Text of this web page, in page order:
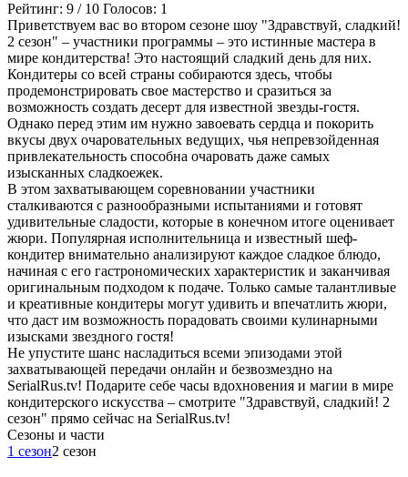
Рейтинг: 9 / 10 Голосов: 1
Приветствуем вас во втором сезоне шоу "Здравствуй, сладкий!
2 сезон" – участники программы – это истинные мастера в
мире кондитерства! Это настоящий сладкий день для них.
Кондитеры со всей страны собираются здесь, чтобы
продемонстрировать свое мастерство и сразиться за
возможность создать десерт для известной звезды-гостя.
Однако перед этим им нужно завоевать сердца и покорить
вкусы двух очаровательных ведущих, чья непревзойденная
привлекательность способна очаровать даже самых
изысканных сладкоежек.
В этом захватывающем соревновании участники
сталкиваются с разнообразными испытаниями и готовят
удивительные сладости, которые в конечном итоге оценивает
жюри. Популярная исполнительница и известный шеф-
кондитер внимательно анализируют каждое сладкое блюдо,
начиная с его гастрономических характеристик и заканчивая
оригинальным подходом к подаче. Только самые талантливые
и креативные кондитеры могут удивить и впечатлить жюри,
что даст им возможность порадовать своими кулинарными
изысками звездного гостя!
Не упустите шанс насладиться всеми эпизодами этой
захватывающей передачи онлайн и безвозмездно на
SerialRus.tv! Подарите себе часы вдохновения и магии в мире
кондитерского искусства – смотрите "Здравствуй, сладкий! 2
сезон" прямо сейчас на SerialRus.tv!
Cезоны и части
1 сезон2 сезон